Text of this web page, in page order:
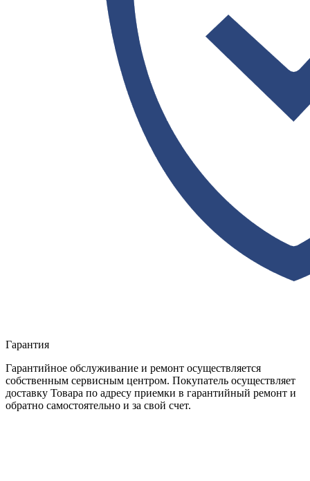
Гарантия
Гарантийное обслуживание и ремонт осуществляется
собственным сервисным центром. Покупатель осуществляет
доставку Товара по адресу приемки в гарантийный ремонт и
обратно самостоятельно и за свой счет.